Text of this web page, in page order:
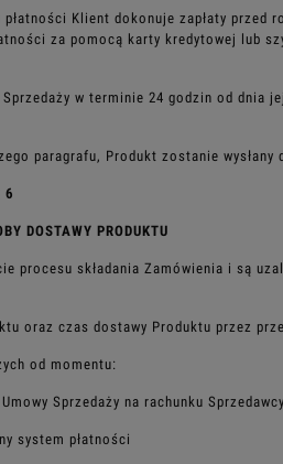
Klient dokonuje zapłaty przed
za pomocą karty kredytowej lub
w terminie 24 godzin od dnia
paragrafu, Produkt zostanie wysłany
6
DOSTAWY PRODUKTU
procesu składania Zamówienia i są
oraz czas dostawy Produktu przez
od momentu:
Sprzedaży na rachunku Sprzedawcy
system płatności